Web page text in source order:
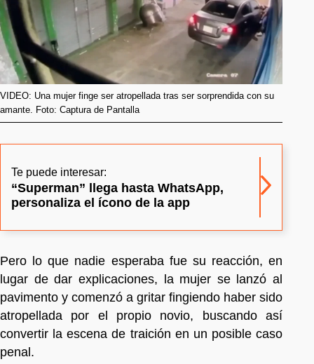
VIDEO: Una mujer finge ser atropellada tras ser sorprendida con su
amante. Foto: Captura de Pantalla
Te puede interesar:
“Superman” llega hasta WhatsApp,
personaliza el ícono de la app
Pero lo que nadie esperaba fue su reacción, en
lugar de dar explicaciones, la mujer se lanzó al
pavimento y comenzó a gritar fingiendo haber sido
atropellada por el propio novio, buscando así
convertir la escena de traición en un posible caso
penal.